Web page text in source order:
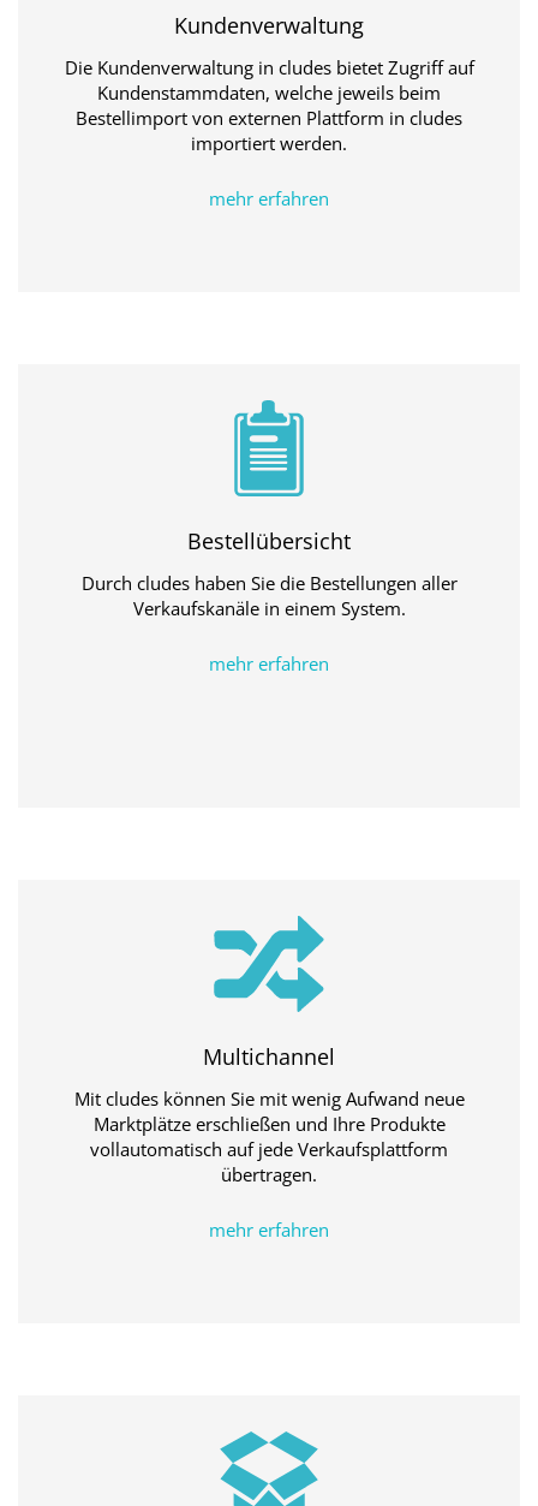
Kundenverwaltung
Die Kundenverwaltung in cludes bietet Zugriff auf
Kundenstammdaten, welche jeweils beim
Bestellimport von externen Plattform in cludes
importiert werden.
mehr erfahren
Bestellübersicht
Durch cludes haben Sie die Bestellungen aller
Verkaufskanäle in einem System.
mehr erfahren
Multichannel
Mit cludes können Sie mit wenig Aufwand neue
Marktplätze erschließen und Ihre Produkte
vollautomatisch auf jede Verkaufsplattform
übertragen.
mehr erfahren